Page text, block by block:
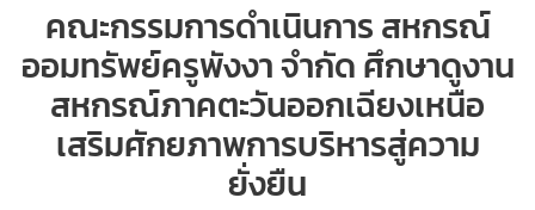
คณะกรรมการดำเนินการ สหกรณ์
ออมทรัพย์ครูพังงา จำกัด ศึกษาดูงาน
สหกรณ์ภาคตะวันออกเฉียงเหนือ
เสริมศักยภาพการบริหารสู่ความ
ยั่งยืน